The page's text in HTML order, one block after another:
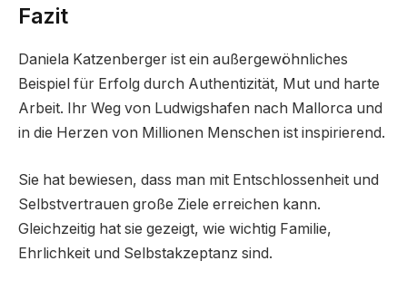
Fazit
Daniela Katzenberger ist ein außergewöhnliches
Beispiel für Erfolg durch Authentizität, Mut und harte
Arbeit. Ihr Weg von Ludwigshafen nach Mallorca und
in die Herzen von Millionen Menschen ist inspirierend.
Sie hat bewiesen, dass man mit Entschlossenheit und
Selbstvertrauen große Ziele erreichen kann.
Gleichzeitig hat sie gezeigt, wie wichtig Familie,
Ehrlichkeit und Selbstakzeptanz sind.